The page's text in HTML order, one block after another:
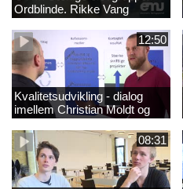
Ordblinde. Rikke Vang
12:50
Kvalitetsudvikling - dialog
imellem Christian Moldt og
Dennis Hellegaard
08:31